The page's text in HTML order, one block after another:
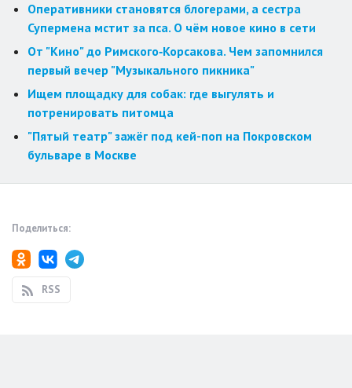
Оперативники становятся блогерами, а сестра
Супермена мстит за пса. О чём новое кино в сети
От "Кино" до Римского‑Корсакова. Чем запомнился
первый вечер "Музыкального пикника"
Ищем площадку для собак: где выгулять и
потренировать питомца
"Пятый театр" зажёг под кей-поп на Покровском
бульваре в Москве
Поделиться:
RSS